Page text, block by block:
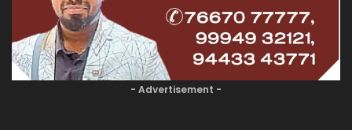
- Advertisement -